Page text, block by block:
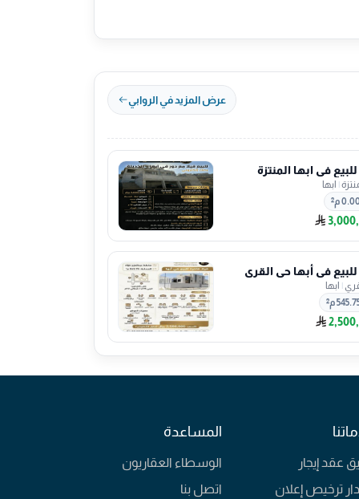
عرض المزيد في الروابي
للبيع في ابها المنتزة
| ابها
م²
للبيع في أبها حي القري
| ابها
م²
عقد إيجار
ترخيص إعلان
المساعدة
الوسطاء العقاريون
اتصل بنا